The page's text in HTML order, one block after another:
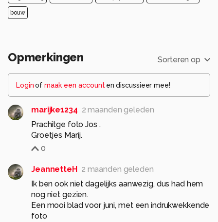
pauze van vorige jaar weer flink uitgepakt
bouw
Opmerkingen Sorteren op
Loginof maak een account en discussieer mee!
marijke1234 2 maanden geleden
Prachitge foto Jos .
Groetjes Marij.
0
JeannetteH 2 maanden geleden
Ik ben ook niet dagelijks aanwezig, dus had hem
nog niet gezien.
Een mooi blad voor juni, met een indrukwekkende
foto